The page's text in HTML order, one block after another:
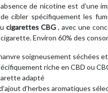
de nicotine est d’une
cibler spécifiquement les
cigarettes CBG , avec une
Environ 60% des
soigneusement séchées
riche en CBD ou
adapté
d’herbes aromatiques